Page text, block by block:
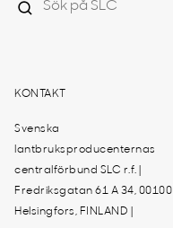
KONTAKT
Svenska
lantbruksproducenternas
centralförbund SLC r.f. |
Fredriksgatan 61 A 34, 00100
Helsingfors, FINLAND |